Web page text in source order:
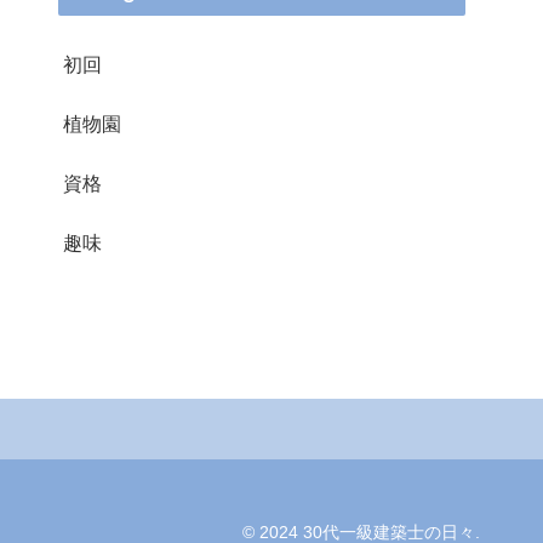
初回
植物園
資格
趣味
© 2024 30代一級建築士の日々.